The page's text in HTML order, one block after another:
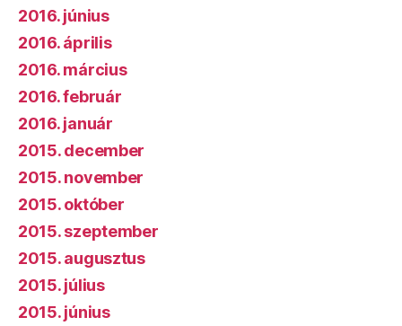
2016. június
2016. április
2016. március
2016. február
2016. január
2015. december
2015. november
2015. október
2015. szeptember
2015. augusztus
2015. július
2015. június